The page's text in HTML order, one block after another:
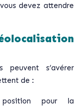
devez attendre
peuvent s’avérer
de :
position pour la